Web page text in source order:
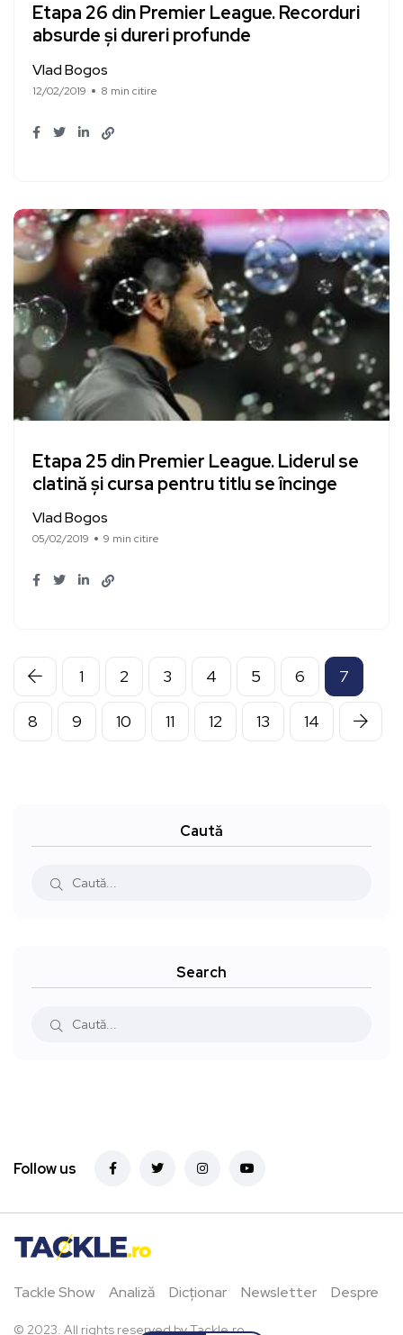
Etapa 26 din Premier League. Recorduri
absurde și dureri profunde
Vlad Bogos
12/02/2019 8 min citire
Etapa 25 din Premier League. Liderul se
clatină și cursa pentru titlu se încinge
Vlad Bogos
05/02/2019 9 min citire
1 2 3 4 5 6 7
8 9 10 11 12 13 14
Caută
Search
Follow us
Tackle Show Analiză Dicționar Newsletter Despre
© 2023. All rights reserved by Tackle.ro.